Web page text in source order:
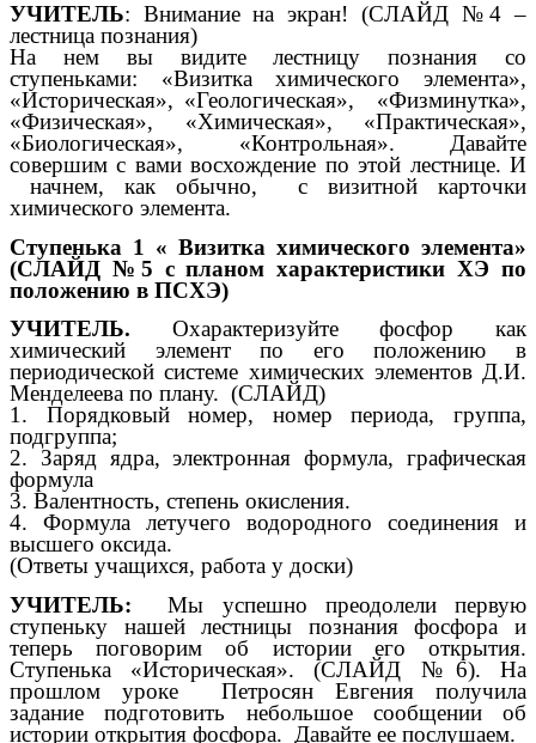
УЧИТЕЛЬ: Внимание на экран! (СЛАЙД №4 –
лестница познания)
На нем вы видите лестницу познания со
ступеньками: «Визитка химического элемента»,
«Историческая», «Геологическая», «Физминутка»,
«Физическая», «Химическая», «Практическая»,
«Биологическая», «Контрольная». Давайте
совершим с вами восхождение по этой лестнице. И
начнем, как обычно, с визитной карточки
химического элемента.
Ступенька 1 « Визитка химического элемента»
(СЛАЙД №5 с планом характеристики ХЭ по
положению в ПСХЭ)
УЧИТЕЛЬ. Охарактеризуйте фосфор как
химический элемент по его положению в
периодической системе химических элементов Д.И.
Менделеева по плану. (СЛАЙД)
1. Порядковый номер, номер периода, группа,
подгруппа;
2. Заряд ядра, электронная формула, графическая
формула
3. Валентность, степень окисления.
4. Формула летучего водородного соединения и
высшего оксида.
(Ответы учащихся, работа у доски)
УЧИТЕЛЬ: Мы успешно преодолели первую
ступеньку нашей лестницы познания фосфора и
теперь поговорим об истории его открытия.
Ступенька «Историческая». (СЛАЙД №6). На
прошлом уроке Петросян Евгения получила
задание подготовить небольшое сообщении об
истории открытия фосфора. Давайте ее послушаем.